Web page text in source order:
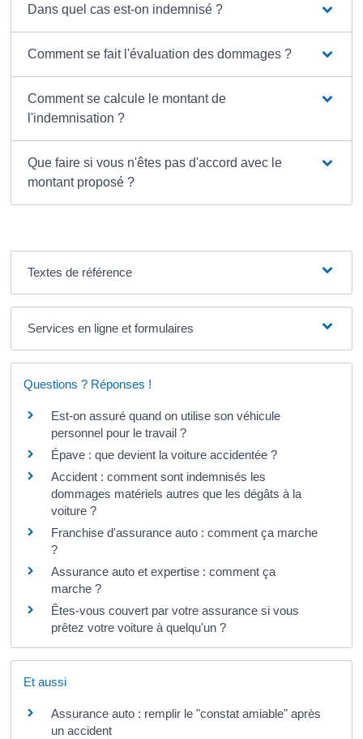
Dans quel cas est-on indemnisé ?
Comment se fait l'évaluation des dommages ?
Comment se calcule le montant de
l'indemnisation ?
Que faire si vous n'êtes pas d'accord avec le
montant proposé ?
Textes de référence
Services en ligne et formulaires
Questions ? Réponses !
Est-on assuré quand on utilise son véhicule
personnel pour le travail ?
Épave : que devient la voiture accidentée ?
Accident : comment sont indemnisés les
dommages matériels autres que les dégâts à la
voiture ?
Franchise d'assurance auto : comment ça marche
?
Assurance auto et expertise : comment ça
marche ?
Êtes-vous couvert par votre assurance si vous
prêtez votre voiture à quelqu'un ?
Et aussi
Assurance auto : remplir le "constat amiable" après
un accident